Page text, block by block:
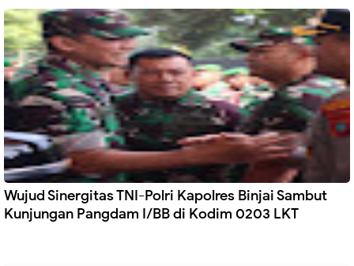
Wujud Sinergitas TNI-Polri Kapolres Binjai Sambut
Kunjungan Pangdam I/BB di Kodim 0203 LKT